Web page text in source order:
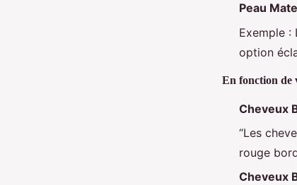
Peau
Exemple :
option
En fonction de
Cheveux
“Les
rouge
Cheveux